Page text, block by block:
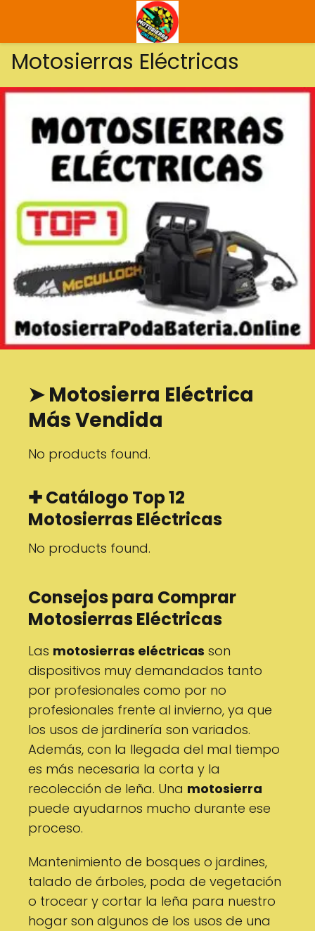
Motosierras Eléctricas
➤ Motosierra Eléctrica
Más Vendida
No products found.
✚ Catálogo Top 12
Motosierras Eléctricas
No products found.
Consejos para Comprar
Motosierras Eléctricas
Las motosierras eléctricas son
dispositivos muy demandados tanto
por profesionales como por no
profesionales frente al invierno, ya que
los usos de jardinería son variados.
Además, con la llegada del mal tiempo
es más necesaria la corta y la
recolección de leña. Una motosierra
puede ayudarnos mucho durante ese
proceso.
Mantenimiento de bosques o jardines,
talado de árboles, poda de vegetación
o trocear y cortar la leña para nuestro
hogar son algunos de los usos de una